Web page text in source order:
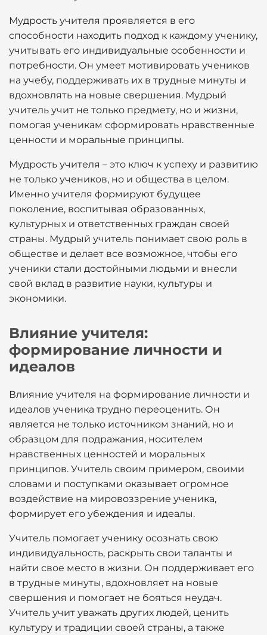
Мудрость учителя проявляется в его
способности находить подход к каждому ученику,
учитывать его индивидуальные особенности и
потребности. Он умеет мотивировать учеников
на учебу, поддерживать их в трудные минуты и
вдохновлять на новые свершения. Мудрый
учитель учит не только предмету, но и жизни,
помогая ученикам сформировать нравственные
ценности и моральные принципы.
Мудрость учителя – это ключ к успеху и развитию
не только учеников, но и общества в целом.
Именно учителя формируют будущее
поколение, воспитывая образованных,
культурных и ответственных граждан своей
страны. Мудрый учитель понимает свою роль в
обществе и делает все возможное, чтобы его
ученики стали достойными людьми и внесли
свой вклад в развитие науки, культуры и
экономики.
Влияние учителя:
формирование личности и
идеалов
Влияние учителя на формирование личности и
идеалов ученика трудно переоценить. Он
является не только источником знаний, но и
образцом для подражания, носителем
нравственных ценностей и моральных
принципов. Учитель своим примером, своими
словами и поступками оказывает огромное
воздействие на мировоззрение ученика,
формирует его убеждения и идеалы.
Учитель помогает ученику осознать свою
индивидуальность, раскрыть свои таланты и
найти свое место в жизни. Он поддерживает его
в трудные минуты, вдохновляет на новые
свершения и помогает не бояться неудач.
Учитель учит уважать других людей, ценить
культуру и традиции своей страны, а также